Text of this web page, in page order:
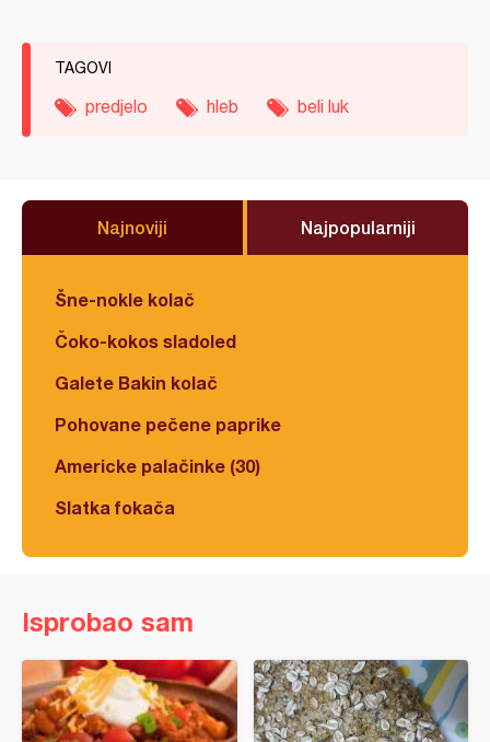
TAGOVI
predjelo hleb beli luk
Najnoviji Najpopularniji
Šne-nokle kolač
Čoko-kokos sladoled
Galete Bakin kolač
Pohovane pečene paprike
Americke palačinke (30)
Slatka fokača
Isprobao sam